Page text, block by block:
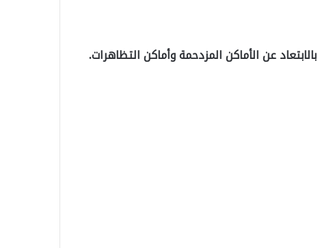
عن الأماكن المزدحمة وأماكن التظاهرات.